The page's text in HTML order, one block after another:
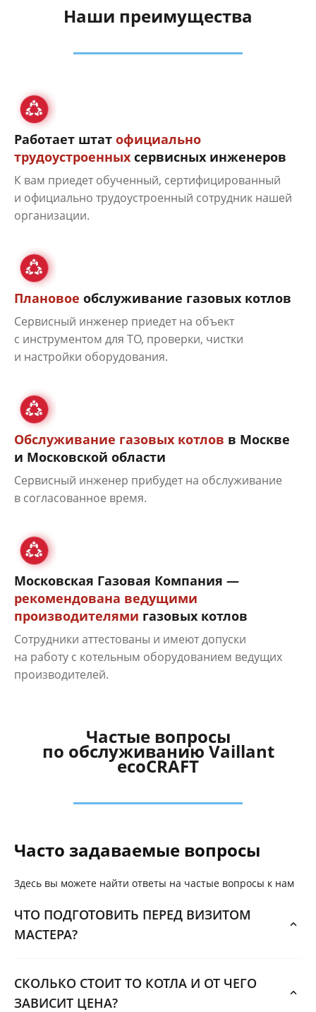
Наши преимущества
Работает штат официально
трудоустроенных сервисных инженеров
К вам приедет обученный, сертифицированный
и официально трудоустроенный сотрудник нашей
организации.
Плановое обслуживание газовых котлов
Сервисный инженер приедет на объект
с инструментом для ТО, проверки, чистки
и настройки оборудования.
Обслуживание газовых котлов в Москве
и Московской области
Сервисный инженер прибудет на обслуживание
в согласованное время.
Московская Газовая Компания —
рекомендована ведущими
производителями газовых котлов
Сотрудники аттестованы и имеют допуски
на работу с котельным оборудованием ведущих
производителей.
Частые вопросы
по обслуживанию Vaillant
ecoCRAFT
Часто задаваемые вопросы
Здесь вы можете найти ответы на частые вопросы к нам
ЧТО ПОДГОТОВИТЬ ПЕРЕД ВИЗИТОМ
МАСТЕРА?
СКОЛЬКО СТОИТ ТО КОТЛА И ОТ ЧЕГО
ЗАВИСИТ ЦЕНА?